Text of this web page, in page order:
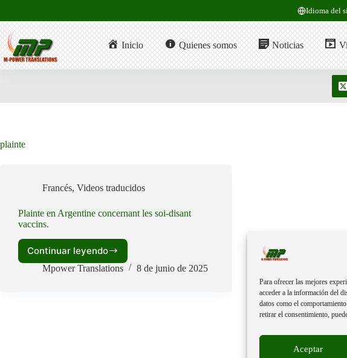
Para ofrecer las mejores
acceder a la información del
datos como el
retirar el consentimiento,
Aceptar
contenido
Idioma del
Inicio Quienes somos Noticias
plainte
Francés, Videos traducidos
Plainte en Argentine concernant les soi-disant
vaccins.
Continuar leyendo
Plainte
en
Mpower Translations 8 de junio de 2025